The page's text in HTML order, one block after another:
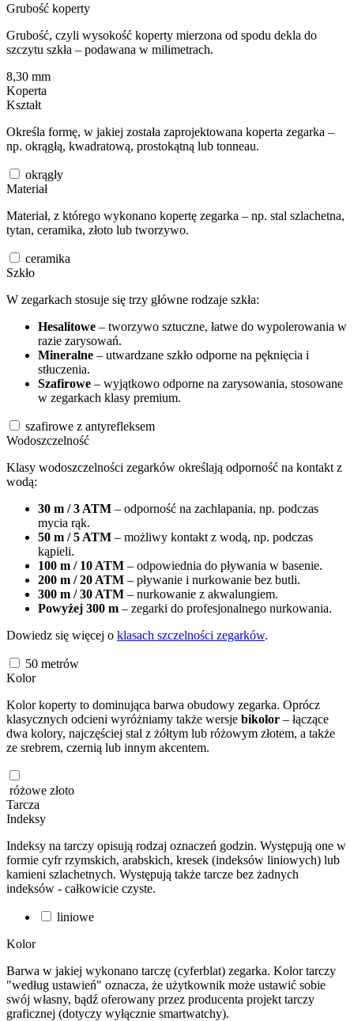
Grubość koperty
Grubość, czyli wysokość koperty mierzona od spodu dekla do
szczytu szkła – podawana w milimetrach.
8,30 mm
Koperta
Kształt
Określa formę, w jakiej została zaprojektowana koperta zegarka –
np. okrągłą, kwadratową, prostokątną lub tonneau.
okrągły
Materiał
Materiał, z którego wykonano kopertę zegarka – np. stal szlachetna,
tytan, ceramika, złoto lub tworzywo.
ceramika
Szkło
W zegarkach stosuje się trzy główne rodzaje szkła:
Hesalitowe – tworzywo sztuczne, łatwe do wypolerowania w
razie zarysowań.
Mineralne – utwardzane szkło odporne na pęknięcia i
stłuczenia.
Szafirowe – wyjątkowo odporne na zarysowania, stosowane
w zegarkach klasy premium.
szafirowe z antyrefleksem
Wodoszczelność
Klasy wodoszczelności zegarków określają odporność na kontakt z
wodą:
30 m / 3 ATM – odporność na zachlapania, np. podczas
mycia rąk.
50 m / 5 ATM – możliwy kontakt z wodą, np. podczas
kąpieli.
100 m / 10 ATM – odpowiednia do pływania w basenie.
200 m / 20 ATM – pływanie i nurkowanie bez butli.
300 m / 30 ATM – nurkowanie z akwalungiem.
Powyżej 300 m – zegarki do profesjonalnego nurkowania.
Dowiedz się więcej o klasach szczelności zegarków.
50 metrów
Kolor
Kolor koperty to dominująca barwa obudowy zegarka. Oprócz
klasycznych odcieni wyróżniamy także wersje bikolor – łączące
dwa kolory, najczęściej stal z żółtym lub różowym złotem, a także
ze srebrem, czernią lub innym akcentem.
różowe złoto
Tarcza
Indeksy
Indeksy na tarczy opisują rodzaj oznaczeń godzin. Występują one w
formie cyfr rzymskich, arabskich, kresek (indeksów liniowych) lub
kamieni szlachetnych. Występują także tarcze bez żadnych
indeksów - całkowicie czyste.
liniowe
Kolor
Barwa w jakiej wykonano tarczę (cyferblat) zegarka. Kolor tarczy
"według ustawień" oznacza, że użytkownik może ustawić sobie
swój własny, bądź oferowany przez producenta projekt tarczy
graficznej (dotyczy wyłącznie smartwatchy).